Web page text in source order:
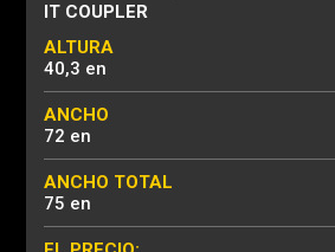
IT COUPLER
ALTURA
40,3 en
ANCHO
72 en
ANCHO TOTAL
75 en